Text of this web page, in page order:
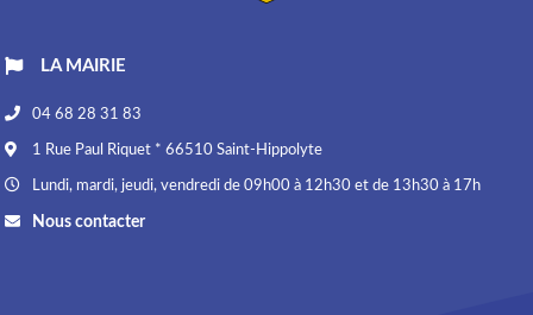
LA MAIRIE
04 68 28 31 83
1 Rue Paul Riquet * 66510 Saint-Hippolyte
Lundi, mardi, jeudi, vendredi de 09h00 à 12h30 et de 13h30 à 17h
Nous contacter